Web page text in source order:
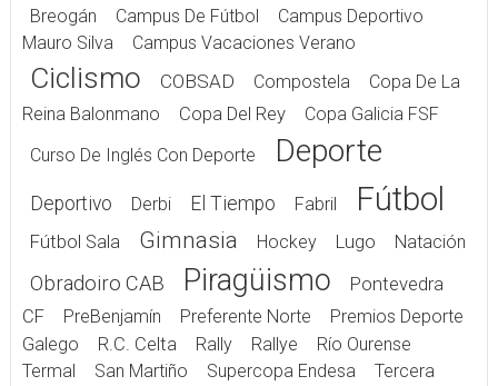
Breogán
Campus De Fútbol
Campus Deportivo
Mauro Silva
Campus Vacaciones Verano
Ciclismo COBSAD Compostela
Copa De La
Reina Balonmano
Copa Del Rey
Copa Galicia FSF
Curso De Inglés Con Deporte
Deporte
Deportivo Derbi El Tiempo Fabril Fútbol
Fútbol Sala Gimnasia Hockey Lugo Natación
Obradoiro CAB Piragüismo
Pontevedra
CF
PreBenjamín Preferente Norte
Premios Deporte
Galego
R.C. Celta Rally Rallye
Río Ourense
Termal
San Martiño Supercopa Endesa
Tercera